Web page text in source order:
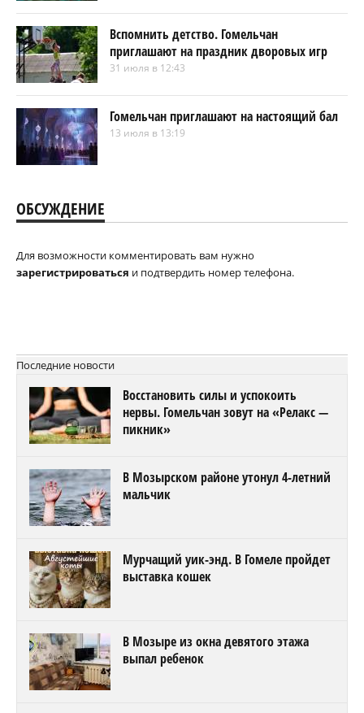
Вспомнить детство. Гомельчан
приглашают на праздник дворовых игр
31 июля в 12:43
Гомельчан приглашают на настоящий бал
13 июля в 13:19
ОБСУЖДЕНИЕ
Для возможности комментировать вам нужно
зарегистрироваться и подтвердить номер телефона.
Последние новости
Восстановить силы и успокоить
нервы. Гомельчан зовут на «Релакс —
пикник»
В Мозырском районе утонул 4-летний
мальчик
Мурчащий уик-энд. В Гомеле пройдет
выставка кошек
В Мозыре из окна девятого этажа
выпал ребенок